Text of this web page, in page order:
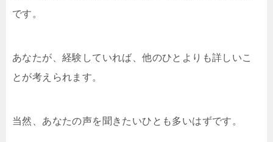
です。
あなたが、経験していれば、他のひとよりも詳しいこ
とが考えられます。
当然、あなたの声を聞きたいひとも多いはずです。